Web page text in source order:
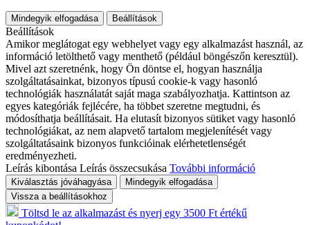
Mindegyik elfogadása Beállítások
Beállítások
Amikor meglátogat egy webhelyet vagy egy alkalmazást használ, az
információ letölthető vagy menthető (például böngészőn keresztül).
Mivel azt szeretnénk, hogy Ön döntse el, hogyan használja
szolgáltatásainkat, bizonyos típusú cookie-k vagy hasonló
technológiák használatát saját maga szabályozhatja. Kattintson az
egyes kategóriák fejlécére, ha többet szeretne megtudni, és
módosíthatja beállításait. Ha elutasít bizonyos sütiket vagy hasonló
technológiákat, az nem alapvető tartalom megjelenítését vagy
szolgáltatásaink bizonyos funkcióinak elérhetetlenségét
eredményezheti.
Leírás kibontása Leírás összecsukása További információ
Kiválasztás jóváhagyása
Mindegyik elfogadása
Vissza a beállításokhoz
Töltsd le az alkalmazást és nyerj egy 3500 Ft értékű